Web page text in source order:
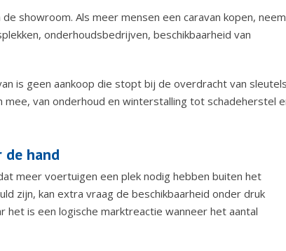
showroom. Als meer mensen een caravan kopen,
onderhoudsbedrijven, beschikbaarheid van
is geen aankoop die stopt bij de overdracht van
van onderhoud en winterstalling tot schadeherstel
hand
meer voertuigen een plek nodig hebben buiten het
zijn, kan extra vraag de beschikbaarheid onder druk
is een logische marktreactie wanneer het aantal